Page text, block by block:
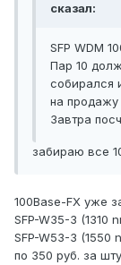
сказал:
SFP WDM
Пар 10
собирался
на продажу
Завтра
забираю все
100Base-FX уже
SFP-W35-3 (1310
SFP-W53-3 (1550
по 350 руб. за